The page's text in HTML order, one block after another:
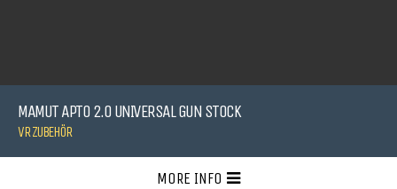
MAMUT APTO 2.0 UNIVERSAL GUN STOCK
VR ZUBEHÖR
MORE INFO